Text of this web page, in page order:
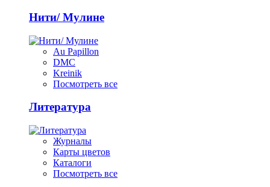
Нити/ Мулине
Au Papillon
DMC
Kreinik
Посмотреть все
Литература
Журналы
Карты цветов
Каталоги
Посмотреть все